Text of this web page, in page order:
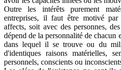
Outre les intérêts purement
entreprises, il faut être motivé
affects, soit avec des personnes,
dépend de la personnalité de
dans lequel il se trouve ou du
d'identiques raisons matérielles,
personnels, conscients ou